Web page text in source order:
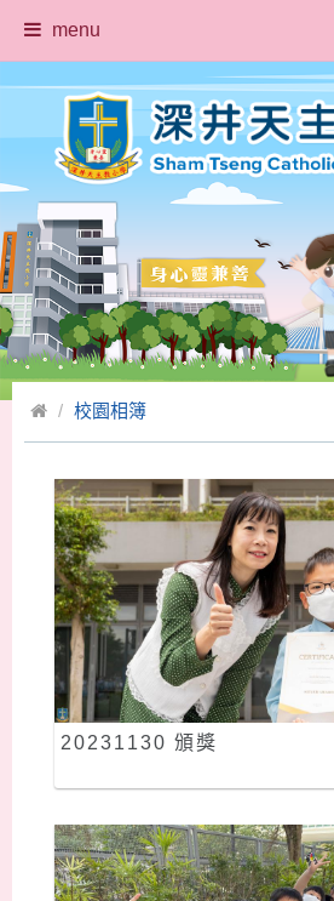
menu
校園相簿
20231130 頒獎